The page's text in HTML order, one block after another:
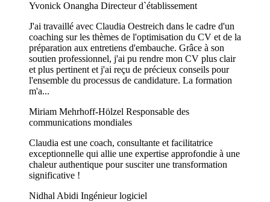
Yvonick Onangha Directeur d`établissement
J'ai travaillé avec Claudia Oestreich dans le cadre d'un
coaching sur les thèmes de l'optimisation du CV et de la
préparation aux entretiens d'embauche. Grâce à son
soutien professionnel, j'ai pu rendre mon CV plus clair
et plus pertinent et j'ai reçu de précieux conseils pour
l'ensemble du processus de candidature. La formation
m'a...
Miriam Mehrhoff-Hölzel Responsable des
communications mondiales
Claudia est une coach, consultante et facilitatrice
exceptionnelle qui allie une expertise approfondie à une
chaleur authentique pour susciter une transformation
significative !
Nidhal Abidi Ingénieur logiciel